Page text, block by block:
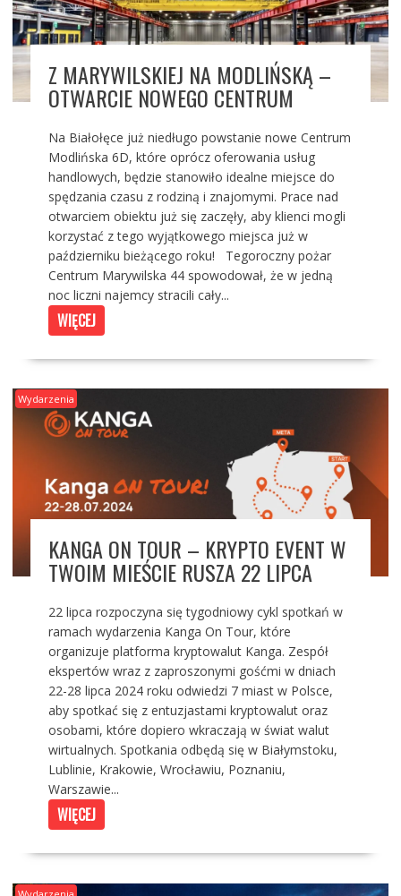
Z MARYWILSKIEJ NA MODLIŃSKĄ –
OTWARCIE NOWEGO CENTRUM
Na Białołęce już niedługo powstanie nowe Centrum
Modlińska 6D, które oprócz oferowania usług
handlowych, będzie stanowiło idealne miejsce do
spędzania czasu z rodziną i znajomymi. Prace nad
otwarciem obiektu już się zaczęły, aby klienci mogli
korzystać z tego wyjątkowego miejsca już w
październiku bieżącego roku! Tegoroczny pożar
Centrum Marywilska 44 spowodował, że w jedną
noc liczni najemcy stracili cały...
WIĘCEJ
Wydarzenia
KANGA ON TOUR – KRYPTO EVENT W
TWOIM MIEŚCIE RUSZA 22 LIPCA
22 lipca rozpoczyna się tygodniowy cykl spotkań w
ramach wydarzenia Kanga On Tour, które
organizuje platforma kryptowalut Kanga. Zespół
ekspertów wraz z zaproszonymi gośćmi w dniach
22-28 lipca 2024 roku odwiedzi 7 miast w Polsce,
aby spotkać się z entuzjastami kryptowalut oraz
osobami, które dopiero wkraczają w świat walut
wirtualnych. Spotkania odbędą się w Białymstoku,
Lublinie, Krakowie, Wrocławiu, Poznaniu,
Warszawie...
WIĘCEJ